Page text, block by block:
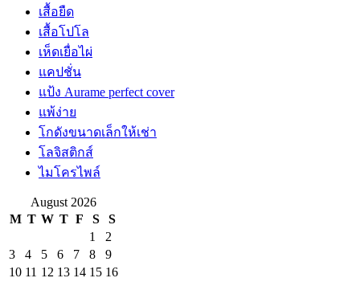
เสื้อยืด
เสื้อโปโล
เห็ดเยื่อไผ่
แคปชั่น
แป้ง Aurame perfect cover
แพ้ง่าย
โกดังขนาดเล็กให้เช่า
โลจิสติกส์
ไมโครไพล์
August 2026
M T W T F S
S
1
2
3
4 5 6 7 8
9
10 11 12 13 14 15 16